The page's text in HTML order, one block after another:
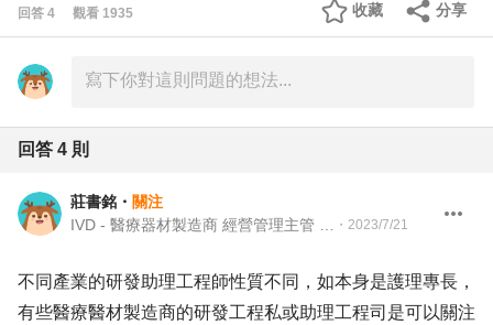
回答 4 觀看 1935 分享
收藏
回答 4 則
莊書銘 ・ 關注
・ 2023/7/21
不同產業的研發助理工程師性質不同，如本身是護理專長，
有些醫療醫材製造商的研發工程私或助理工程司是可以關注